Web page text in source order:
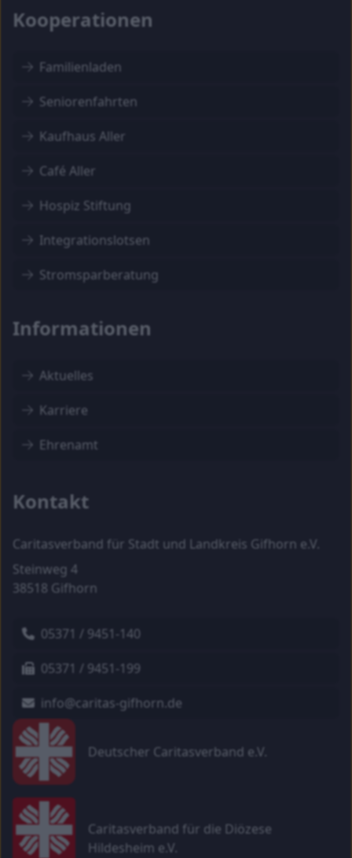
Kooperationen
Familienladen
Seniorenfahrten
Kaufhaus Aller
Café Aller
Hospiz Stiftung
Integrationslotsen
Stromsparberatung
Informationen
Aktuelles
Karriere
Ehrenamt
Kontakt
Caritasverband für Stadt und Landkreis Gifhorn e.V.
Steinweg 4
38518 Gifhorn
05371 / 9451-140
05371 / 9451-199
info@caritas-gifhorn.de
Deutscher Caritasverband e.V.
Caritasverband für die Diözese
Hildesheim e.V.